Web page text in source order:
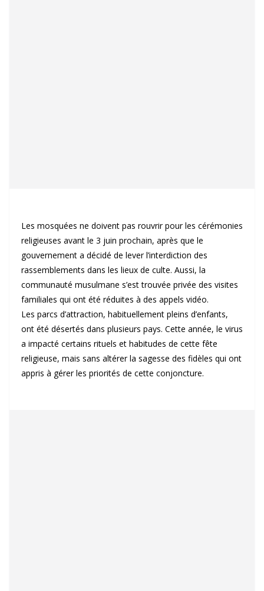
Les mosquées ne doivent pas rouvrir pour les cérémonies
religieuses avant le 3 juin prochain, après que le
gouvernement a décidé de lever l’interdiction des
rassemblements dans les lieux de culte. Aussi, la
communauté musulmane s’est trouvée privée des visites
familiales qui ont été réduites à des appels vidéo.
Les parcs d’attraction, habituellement pleins d’enfants,
ont été désertés dans plusieurs pays. Cette année, le virus
a impacté certains rituels et habitudes de cette fête
religieuse, mais sans altérer la sagesse des fidèles qui ont
appris à gérer les priorités de cette conjoncture.